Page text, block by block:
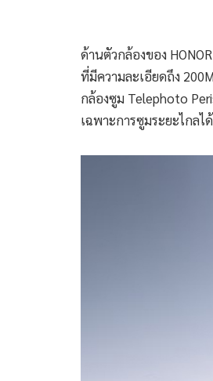
ด้านตัวกล้องของ
ที่มีความละเอียดถึง
กล้องซูม Telephoto
เฉพาะการซูมระยะไกลไ